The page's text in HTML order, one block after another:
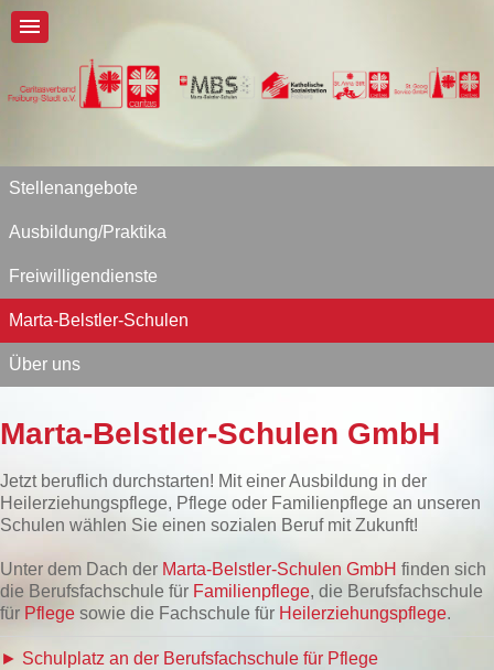
Stellenangebote
Ausbildung/Praktika
Freiwilligendienste
Marta-Belstler-Schulen
Über uns
Marta-Belstler-Schulen GmbH
Jetzt beruflich durchstarten! Mit einer Ausbildung in der
Heilerziehungspflege, Pflege oder Familienpflege an unseren
Schulen wählen Sie einen sozialen Beruf mit Zukunft!
Unter dem Dach der Marta-Belstler-Schulen GmbH finden sich
die Berufsfachschule für Familienpflege, die Berufsfachschule
für Pflege sowie die Fachschule für Heilerziehungspflege.
► Schulplatz an der Berufsfachschule für Pflege